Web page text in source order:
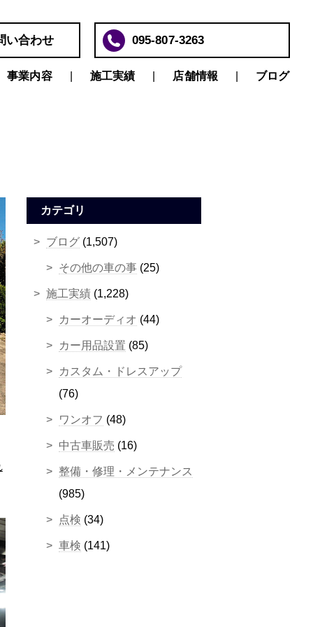
い合わせ 095-807-3263
事業内容 施工実績 店舗情報 ブログ
カテゴリ
ブログ (1,507)
その他の車の事 (25)
施工実績 (1,228)
カーオーディオ (44)
カー用品設置 (85)
カスタム・ドレスアップ
(76)
ワンオフ (48)
中古車販売 (16)
整備・修理・メンテナンス
(985)
点検 (34)
車検 (141)